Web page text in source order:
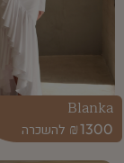
1300
₪
Blanka